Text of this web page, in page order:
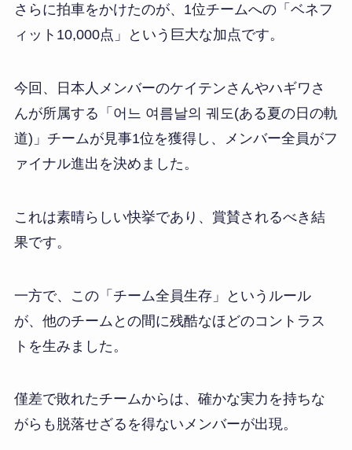
さらに拍車をかけたのが、1位チームへの「ベネフ
ィット10,000点」という巨大な加点です。
今回、日本人メンバーのケイテンさんやハギワさ
んが所属する「어느 여름날의 궤도(ある夏の日の軌
道)」チームが見事1位を獲得し、メンバー全員がフ
ァイナル進出を決めました。
これは素晴らしい快挙であり、賞賛されるべき結
果です。
一方で、この「チーム全員生存」というルール
が、他のチームとの間に残酷なほどのコントラス
トを生みました。
僅差で敗れたチームからは、確かな実力を持ちな
がらも脱落せざるを得ないメンバーが出現。